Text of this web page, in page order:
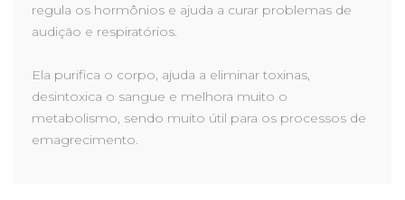
regula os hormônios e ajuda a curar problemas de
audição e respiratórios.
Ela purifica o corpo, ajuda a eliminar toxinas,
desintoxica o sangue e melhora muito o
metabolismo, sendo muito útil para os processos de
emagrecimento.